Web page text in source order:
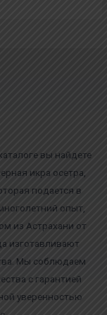
вы найдете
икра осетра,
подается в
опыт,
из Астрахани от
изготавливают
Мы соблюдаем
с гарантией
уверенностью